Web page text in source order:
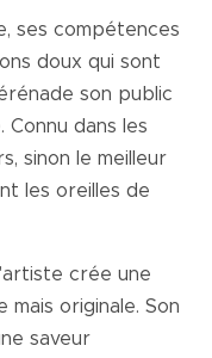
ses compétences
doux qui sont
son public
dans les
sinon le meilleur
les oreilles de
crée une
mais originale. Son
saveur